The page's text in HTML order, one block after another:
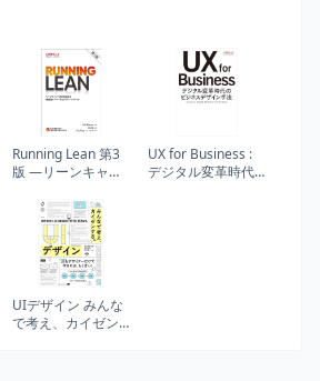
Running Lean 第3
版 ―リーンキャン
続的イノベーショ
ンフレームワーク
(THE LEAN SERIES)
UX for Business :
デジタル変革時代
UIデザイン みんな
で考え、カイゼン